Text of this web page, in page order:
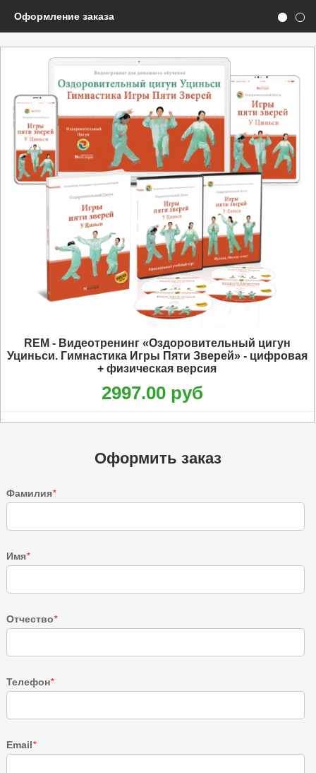
Оформление заказа
Оформить заказ
Фамилия*
Имя*
Отчество*
Телефон*
Email*
REM - Видеотренинг «Оздоровительный цигун
Уциньси. Гимнастика Игры Пяти Зверей» - цифровая
+ физическая версия
2997.00 руб